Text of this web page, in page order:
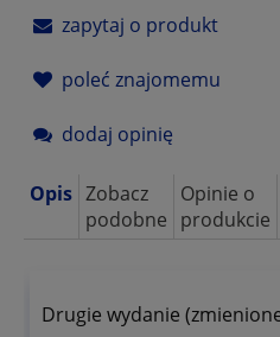
zapytaj o produkt
poleć znajomemu
dodaj opinię
Opis Zobacz
podobne
Opinie o
produkcie
Drugie wydanie